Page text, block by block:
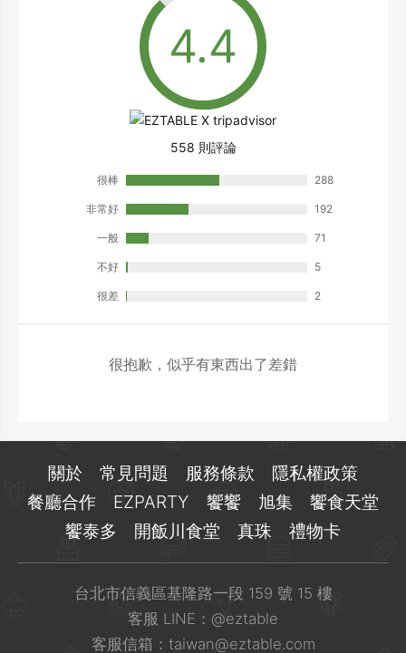
558 則評論
很棒 288
非常好 192
一般 71
不好 5
很差 2
很抱歉，似乎有東西出了差錯
關於 常見問題 服務條款
隱私權政策
餐廳合作
EZPARTY 饗饗 旭集
饗食天堂
饗泰多
開飯川食堂 真珠 禮物卡
台北市信義區基隆路一段 159 號 15 樓
客服 LINE： @eztable
客服信箱： taiwan@eztable.com